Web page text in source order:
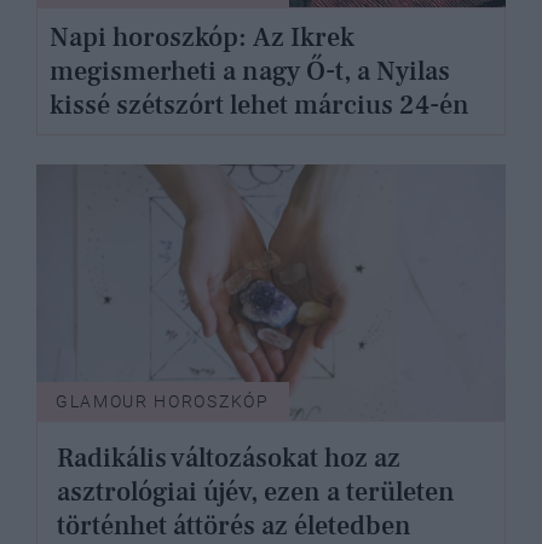
Napi horoszkóp: Az Ikrek
megismerheti a nagy Ő-t, a Nyilas
kissé szétszórt lehet március 24-én
GLAMOUR HOROSZKÓP
Radikális változásokat hoz az
asztrológiai újév, ezen a területen
történhet áttörés az életedben